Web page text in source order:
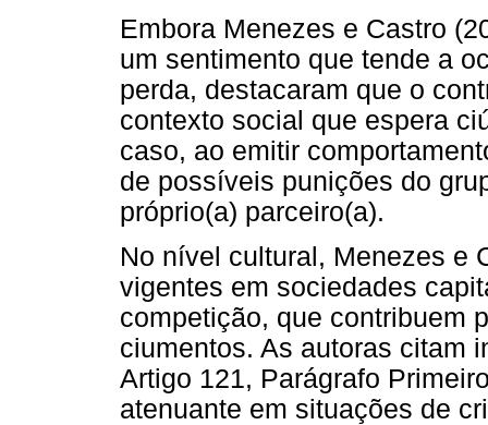
Embora Menezes e Castro
um sentimento que tende a
perda, destacaram que o
contexto social que espera
caso, ao emitir
de possíveis punições do
próprio(a) parceiro(a).
No nível cultural, Menezes e
vigentes em sociedades
competição, que contribuem
ciumentos. As autoras citam
Artigo 121, Parágrafo
atenuante em situações de